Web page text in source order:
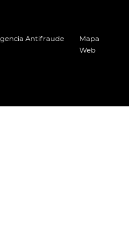
Antifraude
Mapa
Web